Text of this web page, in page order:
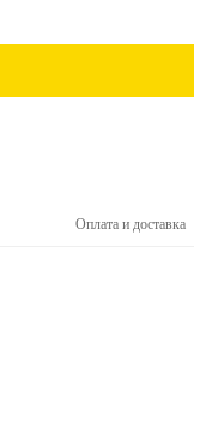
Оплата и доставка